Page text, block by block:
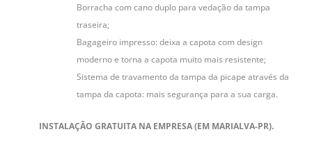
Borracha com cano duplo para vedação da tampa
traseira;
Bagageiro impresso: deixa a capota com design
moderno e torna a capota muito mais resistente;
Sistema de travamento da tampa da picape através da
tampa da capota: mais segurança para a sua carga.
INSTALAÇÃO GRATUITA NA EMPRESA (EM MARIALVA-PR).